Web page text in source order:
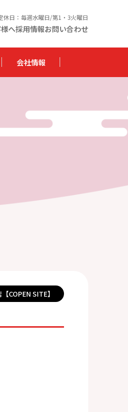
休日：毎週水曜日/第1・3火曜日
へ採用情報お問い合わせ
会社情報
COPEN SITE】